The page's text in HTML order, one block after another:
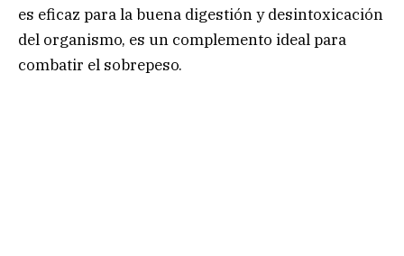
es eficaz para la buena digestión y desintoxicación
del organismo, es un complemento ideal para
combatir el sobrepeso.